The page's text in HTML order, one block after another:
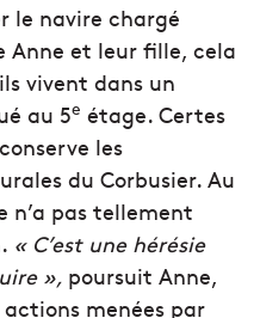
le navire chargé
Anne et leur fille, cela
vivent dans un
au 5e étage. Certes
les
du Corbusier. Au
n’a pas tellement
« C’est une hérésie
», poursuit Anne,
menées par